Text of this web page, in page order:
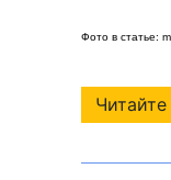
Фото в статье: